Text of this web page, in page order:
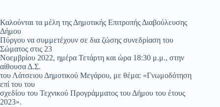
Καλούνται τα μέλη της Δημοτικής Επιτροπής Διαβούλευσης
Δήμου
Πύργου να συμμετέχουν σε δια ζώσης συνεδρίαση του
Σώματος στις 23
Νοεμβρίου 2022, ημέρα Τετάρτη και ώρα 18:30 μ.μ., στην
αίθουσα Δ.Σ.
του Λάτσειου Δημοτικού Μεγάρου, με θέμα: «Γνωμοδότηση
επί του του
σχεδίου του Τεχνικού Προγράμματος του Δήμου του έτους
2023».